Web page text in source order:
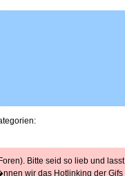
Bitte seid so lieb und lasst
wir das Hotlinking der Gifs